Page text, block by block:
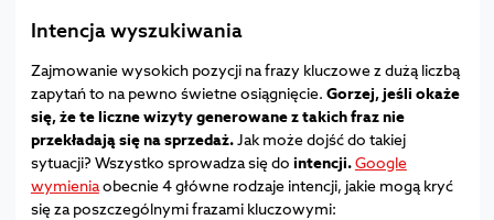
Intencjawyszukiwania
Zajmowanie wysokich pozycji na frazy kluczowe z dużą liczbą
zapytań to na pewno świetne osiągnięcie. Gorzej, jeśli okaże
się, że te liczne wizyty generowane z takich fraz nie
przekładają się na sprzedaż.Jak może dojść do takiej
sytuacji? Wszystko sprowadza się do intencji.Google
wymieniaobecnie 4 główne rodzaje intencji, jakie mogą kryć
się za poszczególnymi frazami kluczowymi: